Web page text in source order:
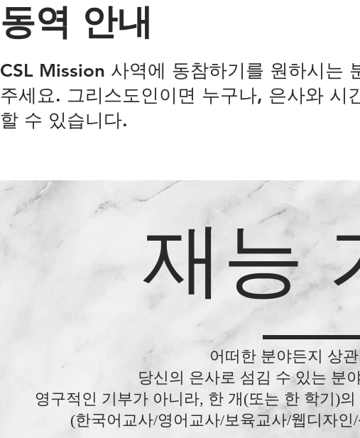
동역 안내
CSL Mission 사역에 동참하기를 원하시는
주세요. 그리스도인이면 누구나, 은사와 시
할 수 있습니다.
GBS(group bible study)
세상을 살아가면서 접하는 다양한 삶의 영역에서
다. 이 선택의 원리를 성경에서 찾고 기독교 세계관
또한, 여러 교회 성도들과의 교제를 통해서 일본 선
스터디를 원하는 사람이 4명 이상 모이면 개설합니
재능
어떠한 분야든지 상
당신의 은사로 섬김 수 있는 분
영구적인 기부가 아니라, 한 개(또는 한 학기)
(한국어교사/영어교사/보육교사/웹디자